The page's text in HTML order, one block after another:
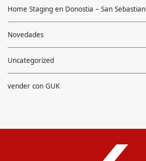
Home Staging en Donostia – San Sebastian
Novedades
Uncategorized
vender con GUK